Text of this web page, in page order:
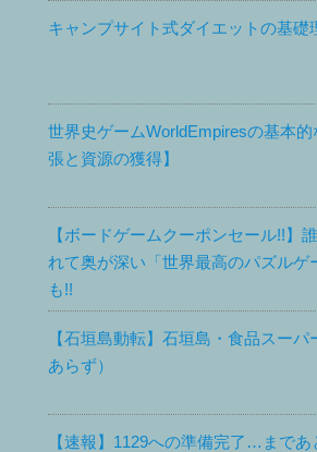
キャンプサイト式ダイエットの基礎
世界史ゲームWorldEmpiresの基本
張と資源の獲得】
【ボードゲームクーポンセール!!】
れて奥が深い「世界最高のパズルゲ
も!!
【石垣島動転】石垣島・食品スー
あらず）
【速報】1129への準備完了…まで